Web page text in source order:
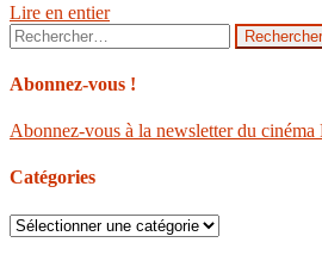
Lire en entier
Rechercher :
Abonnez-vous !
Abonnez-vous à la newsletter du
Catégories
Catégories